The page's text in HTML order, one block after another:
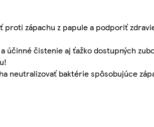
zápachu z papule a podporiť
čistenie aj ťažko dostupných
neutralizovať baktérie spôsobujúce